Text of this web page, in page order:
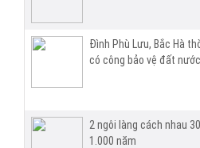
Đình Phù Lưu, Bắc Hà
có công bảo vệ đất nước
2 ngôi làng cách nhau
1.000 năm